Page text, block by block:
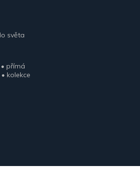
světa
přímá
kolekce